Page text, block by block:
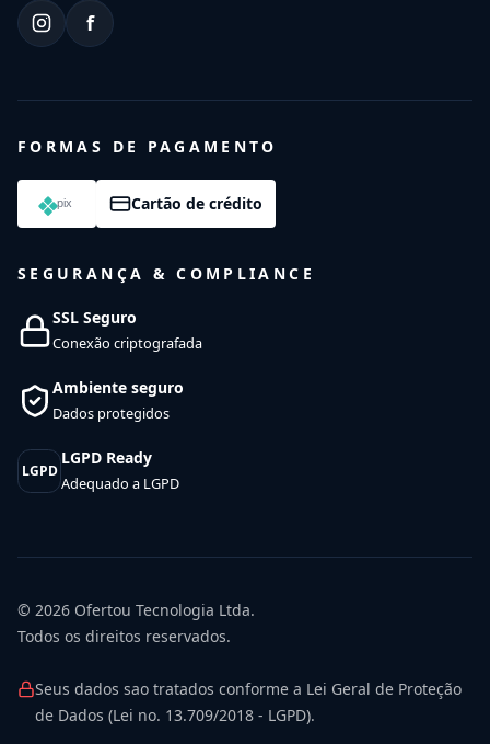
f
FORMAS DE PAGAMENTO
Cartão de crédito
SEGURANÇA & COMPLIANCE
SSL Seguro
Conexão criptografada
Ambiente seguro
Dados protegidos
LGPD
LGPD Ready
Adequado a LGPD
© 2026 Ofertou Tecnologia Ltda.
Todos os direitos reservados.
Seus dados sao tratados conforme a Lei Geral de Proteção
de Dados (Lei no. 13.709/2018 - LGPD).